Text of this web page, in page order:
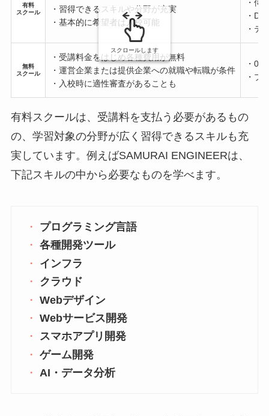
有料
スクール
・習得できるスキルや分野が充実
・基本的に希望者は入校可能
・侍
・
・テ
無料
スクール
・受講料金をはじめ各種費用が無料
・運営企業または提供企業への就職や転職が条件
・入校時に適性審査があることも
・0
・プ
スクロールします
有料スクールは、受講料を支払う必要があるもの
の、学習対象の分野が広く習得できるスキルも充
実しています。例えばSAMURAI ENGINEERは、
下記スキルの中から必要なものを学べます。
プログラミング言語
各種開発ツール
インフラ
クラウド
Webデザイン
Webサービス開発
スマホアプリ開発
ゲーム開発
AI・データ分析